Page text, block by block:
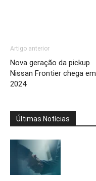
Artigo anterior
Nova geração da pickup
Nissan Frontier chega em
2024
Últimas Notícias